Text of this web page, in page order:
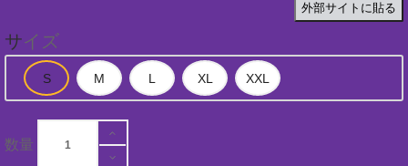
外部サイトに貼る
サイズ
数量